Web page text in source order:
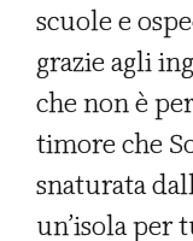
scuole e
grazie agli
che non è
timore che
snaturata
un’isola per